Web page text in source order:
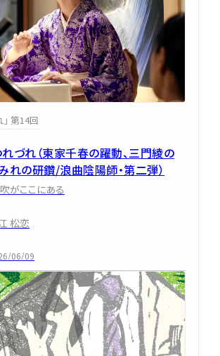
第14回
づれ（東家千春の躍動、三門綾の
れの研鑽/浪曲陰陽師・第二弾）
がここにある
松恋
06/09